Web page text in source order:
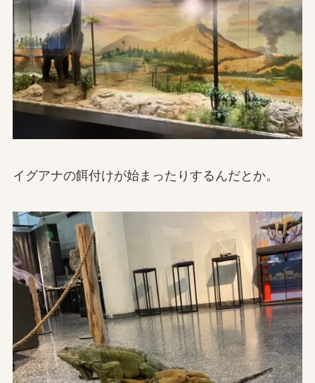
イグアナの餌付けが始まったりするんだとか。